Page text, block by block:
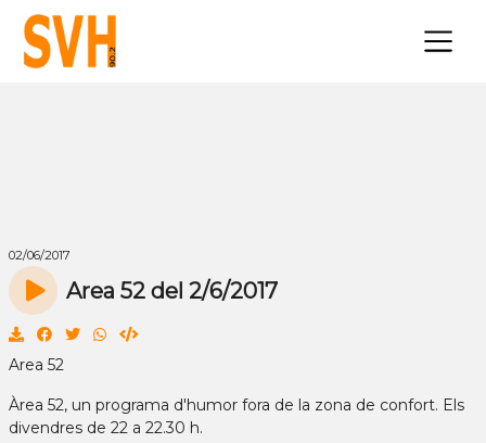
×
02/06/2017
Area 52 del 2/6/2017
Area 52
Àrea 52, un programa d'humor fora de la zona de confort. Els
divendres de 22 a 22.30 h.